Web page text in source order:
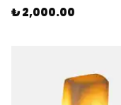
₺ 2,000.00